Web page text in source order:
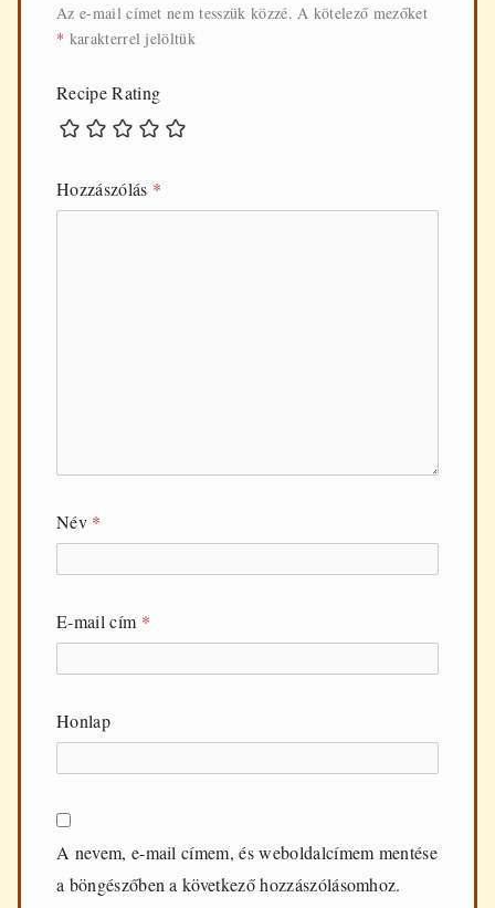
Az e-mail címet nem tesszük közzé. A kötelező mezőket
* karakterrel jelöltük
Recipe Rating
Hozzászólás *
Név *
E-mail cím *
Honlap
A nevem, e-mail címem, és weboldalcímem mentése
a böngészőben a következő hozzászólásomhoz.